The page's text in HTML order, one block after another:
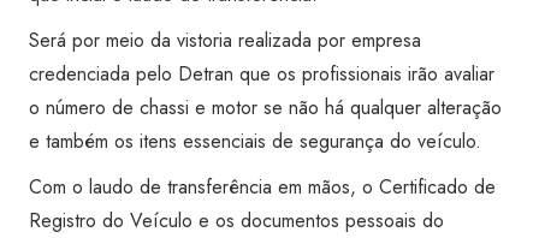
Será por meio da vistoria realizada por empresa
credenciada pelo Detran que os profissionais irão avaliar
o número de chassi e motor se não há qualquer alteração
e também os itens essenciais de segurança do veículo.
Com o laudo de transferência em mãos, o Certificado de
Registro do Veículo e os documentos pessoais do